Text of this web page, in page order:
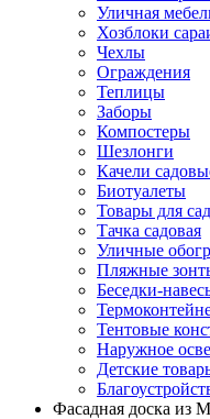
Уличная
Хозблоки
Чехлы
Ограждения
Теплицы
Заборы
Компостеры
Шезлонги
Качели
Биотуалеты
Товары для
Тачка садовая
Уличные
Пляжные
Беседки-
Тентовые
Наружное
Детские
Фасадная доска из